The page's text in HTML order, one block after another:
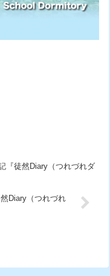
『徒然Diary（つれづれダ
Diary（つれづれ